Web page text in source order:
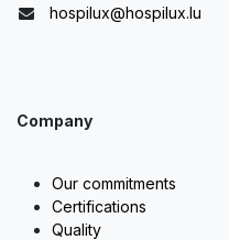
hospilux@hospilux.lu
Company
Our commitments
Certifications
Quality